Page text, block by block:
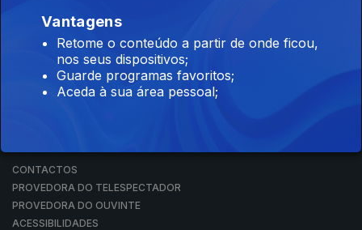
RTP PLAY
EM DIRETO
REVER PROGRAMAS
CONCURSOS
CONTACTOS
PROVEDORA DO TELESPECTADOR
PROVEDORA DO OUVINTE
ACESSIBILIDADES
Vantagens
Retome o conteúdo a partir de onde ficou,
nos seus dispositivos;
Guarde programas favoritos;
Aceda à sua área pessoal;